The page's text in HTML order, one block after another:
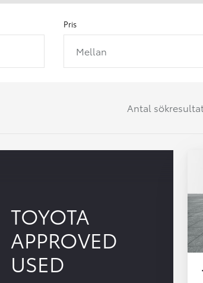
Pris
Mellan
Antal
TOYOTA
APPROVED
USED